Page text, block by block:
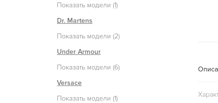
Показать модели (1)
Dr. Martens
Показать модели (2)
Under Armour
Показать модели (6)
Versace
Показать модели (1)